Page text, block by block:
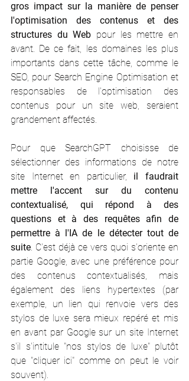
gros impact sur la manière de penser
l'optimisation des contenus et des
structures du Web pour les mettre en
avant. De ce fait, les domaines les plus
importants dans cette tâche, comme le
SEO, pour Search Engine Optimisation et
responsables de l'optimisation des
contenus pour un site web, seraient
grandement affectés.
Pour que SearchGPT choisisse de
sélectionner des informations de notre
site Internet en particulier, il faudrait
mettre l'accent sur du contenu
contextualisé, qui répond à des
questions et à des requêtes afin de
permettre à l'IA de le détecter tout de
suite. C'est déjà ce vers quoi s'oriente en
partie Google, avec une préférence pour
des contenus contextualisés, mais
également des liens hypertextes (par
exemple, un lien qui renvoie vers des
stylos de luxe sera mieux repéré et mis
en avant par Google sur un site Internet
s'il s'intitule "nos stylos de luxe" plutôt
que "cliquer ici" comme on peut le voir
souvent).